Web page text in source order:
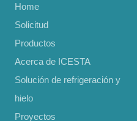
Home
Solicitud
Productos
Acerca de ICESTA
Solución de refrigeración y
hielo
Proyectos